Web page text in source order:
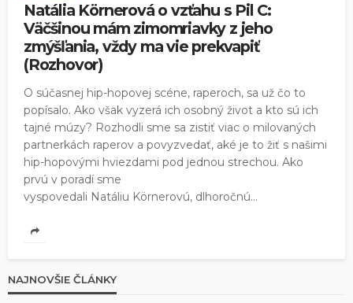
Natália Körnerová o vzťahu s Pil C:
Väčšinou mám zimomriavky z jeho
zmýšľania, vždy ma vie prekvapiť
(Rozhovor)
O súčasnej hip-hopovej scéne, raperoch, sa už čo to
popísalo. Ako však vyzerá ich osobný život a kto sú ich
tajné múzy? Rozhodli sme sa zistiť viac o milovaných
partnerkách raperov a povyzvedať, aké je to žiť s našimi
hip-hopovými hviezdami pod jednou strechou. Ako
prvú v poradí sme
vyspovedali Natáliu Körnerovú, dlhoročnú...
NAJNOVŠIE ČLÁNKY